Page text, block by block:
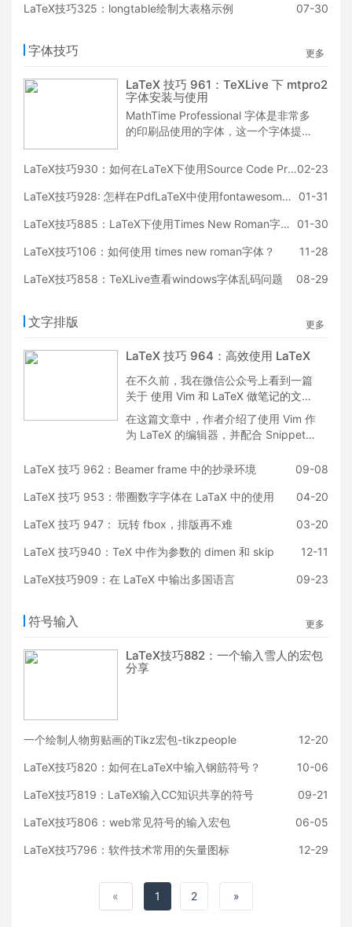
LaTeX技巧325：longtable绘制大表格示例 07-30
字体技巧 更多
LaTeX 技巧 961：TeXLive 下 mtpro2
字体安装与使用
MathTime Professional 字体是非常多
的印刷品使用的字体，这一个字体提供
号的显示不够完善，字符直立等等，再
比如字符顶部的波浪线等等场景，也是
非常多的用户使用一段时间之后，比较
版权的，希望用户到官网去购买其版
过其安装过程，此文是其升级版本，更
加接地气，更加有实操性。希望对大家
的使用有所帮助。Happy LaTeXing！
LaTeX技巧930：如何在LaTeX下使用Source Code Pro字体02-23
LaTeX技巧928: 怎样在PdfLaTeX中使用fontawesome package? 01-31
LaTeX技巧885：LaTeX下使用Times New Roman字体的正确姿势 01-30
LaTeX技巧106：如何使用 times new roman字体？ 11-28
LaTeX技巧858：TeXLive查看windows字体乱码问题 08-29
文字排版 更多
LaTeX 技巧 964：高效使用 LaTeX
在不久前，我在微信公众号上看到一篇
关于 使用 Vim 和 LaTeX 做笔记的文章
在这篇文章中，作者介绍了使用 Vim 作
为 LaTeX 的编辑器，并配合 Snippets
LaTeX 技巧 962：Beamer frame 中的抄录环境
09-08
LaTeX 技巧 953：带圈数字字体在 LaTaX 中的使用 04-20
LaTeX 技巧 947： 玩转 fbox，排版再不难 03-20
LaTeX 技巧940：TeX 中作为参数的 dimen 和 skip 12-11
LaTeX技巧909：在 LaTeX 中输出多国语言 09-23
符号输入 更多
LaTeX技巧882：一个输入雪人的宏包
分享
一个绘制人物剪贴画的Tikz宏包-tikzpeople 12-20
LaTeX技巧820：如何在LaTeX中输入钢筋符号？ 10-06
LaTeX技巧819：LaTeX输入CC知识共享的符号 09-21
LaTeX技巧806：web常见符号的输入宏包 06-05
LaTeX技巧796：软件技术常用的矢量图标 12-29
« 1 2 »